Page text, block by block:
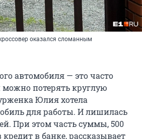
оказался сломанным
автомобиля — это часто
можно потерять круглую
Юлия хотела
для работы. И лишилась
При этом часть суммы, 500
в банке, рассказывает